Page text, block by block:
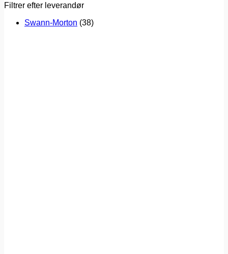
Filtrer efter leverandør
Swann-Morton (38)